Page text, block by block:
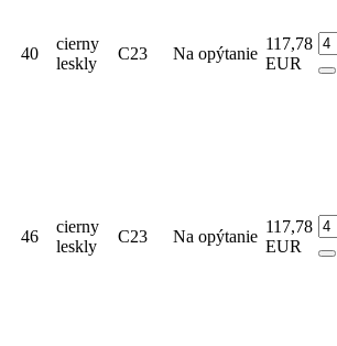
40
cierny
leskly
C23 Na opýtanie
117,78
EUR
46
cierny
leskly
C23 Na opýtanie
117,78
EUR